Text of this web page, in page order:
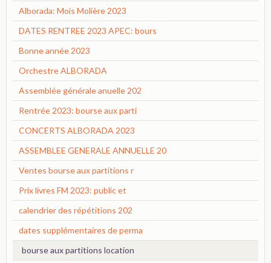
Alborada: Mois Molière 2023
DATES RENTREE 2023 APEC: bours
Bonne année 2023
Orchestre ALBORADA
Assemblée générale anuelle 202
Rentrée 2023: bourse aux parti
CONCERTS ALBORADA 2023
ASSEMBLEE GENERALE ANNUELLE 20
Ventes bourse aux partitions r
Prix livres FM 2023: public et
calendrier des répétitions 202
dates supplémentaires de perma
bourse aux partitions location